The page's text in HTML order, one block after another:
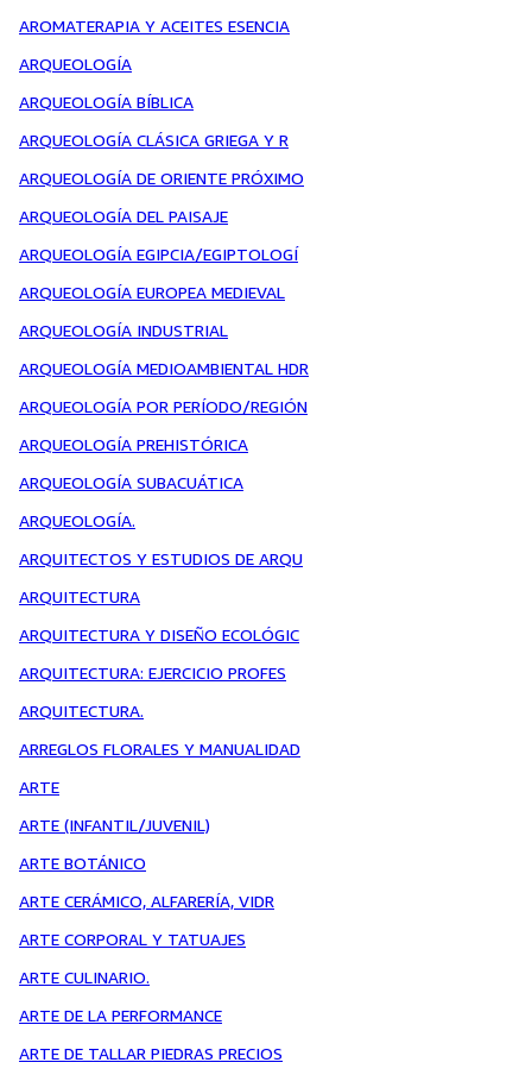
AROMATERAPIA Y ACEITES ESENCIA
ARQUEOLOGÍA
ARQUEOLOGÍA BÍBLICA
ARQUEOLOGÍA CLÁSICA GRIEGA Y R
ARQUEOLOGÍA DE ORIENTE PRÓXIMO
ARQUEOLOGÍA DEL PAISAJE
ARQUEOLOGÍA EGIPCIA/EGIPTOLOGÍ
ARQUEOLOGÍA EUROPEA MEDIEVAL
ARQUEOLOGÍA INDUSTRIAL
ARQUEOLOGÍA MEDIOAMBIENTAL HDR
ARQUEOLOGÍA POR PERÍODO/REGIÓN
ARQUEOLOGÍA PREHISTÓRICA
ARQUEOLOGÍA SUBACUÁTICA
ARQUEOLOGÍA.
ARQUITECTOS Y ESTUDIOS DE ARQU
ARQUITECTURA
ARQUITECTURA Y DISEÑO ECOLÓGIC
ARQUITECTURA: EJERCICIO PROFES
ARQUITECTURA.
ARREGLOS FLORALES Y MANUALIDAD
ARTE
ARTE (INFANTIL/JUVENIL)
ARTE BOTÁNICO
ARTE CERÁMICO, ALFARERÍA, VIDR
ARTE CORPORAL Y TATUAJES
ARTE CULINARIO.
ARTE DE LA PERFORMANCE
ARTE DE TALLAR PIEDRAS PRECIOS